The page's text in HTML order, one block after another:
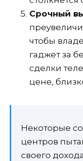
Срочный
чтобы
гаджет за
сделки
цене,
Некоторые
центров
своего